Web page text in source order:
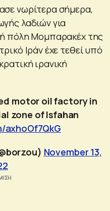
νωρίτερα σήμερα,
λαδιών για
πόλη Μομπαρακέχ της
Ιράν έχε τεθεί υπό
ιρανική
motor oil factory in
zone of Isfahan
November 13,